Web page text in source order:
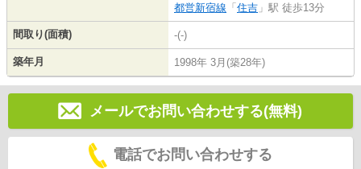
都営新宿線 「 住吉 」駅 徒歩13分
間取り(面積) -(-)
築年月 1998年 3月(築28年)
メールでお問い合わせする(無料)
電話でお問い合わせする